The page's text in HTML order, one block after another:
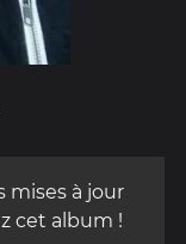
mises à jour
cet album !